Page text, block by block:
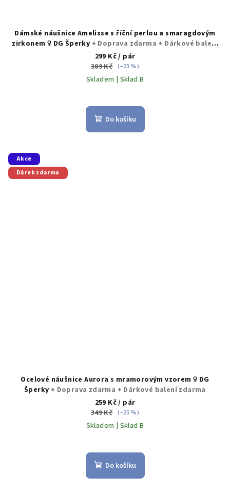
Dámské náušnice Amelisse s říční perlou a smaragdovým
zirkonem ♀️ DG Šperky + Doprava zdarma + Dárkové balení
zdarma
299 Kč/ pár
389 Kč (–23 %)
Skladem | Sklad B
Do košíku
Akce
Dárek zdarma
Ocelové náušnice Aurora s mramorovým vzorem ♀️ DG
Šperky + Doprava zdarma + Dárkové balení zdarma
259 Kč/ pár
349 Kč (–25 %)
Skladem | Sklad B
hodnocení
produktu
Do košíku